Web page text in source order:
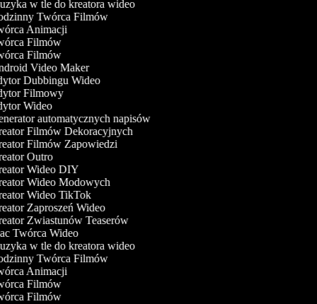
w tle do kreatora wideo
Twórca Filmów
Animacji
Filmów
Filmów
Video Maker
Dubbingu Wideo
Filmowy
Wideo
automatycznych napisów
Filmów Dekoracyjnych
Filmów Zapowiedzi
Outro
Wideo DIY
Wideo Modowych
Wideo TikTok
Zaproszeń Wideo
Zwiastunów Teaserów
Twórca Wideo
w tle do kreatora wideo
Twórca Filmów
Animacji
Filmów
Filmów